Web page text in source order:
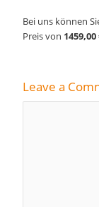
Bei uns können
Preis von 1459,00
Leave a